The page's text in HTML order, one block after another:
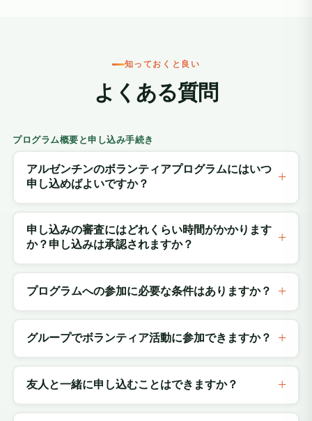
知っておくと良い
よくある質問
プログラム概要と申し込み手続き
アルゼンチンのボランティアプログラムにはいつ
申し込めばよいですか？
申し込みの審査にはどれくらい時間がかかります
か？申し込みは承認されますか？
プログラムへの参加に必要な条件はありますか？
グループでボランティア活動に参加できますか？
友人と一緒に申し込むことはできますか？